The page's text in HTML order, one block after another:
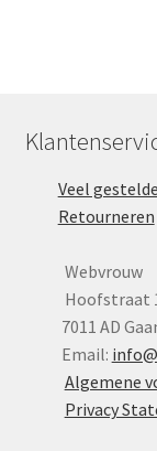
Yoni eggs
Diverse
Contact
Veel
Retourneren
Webvrouw
Hoofstraat
7011 AD
Email:
Algemene
Privacy